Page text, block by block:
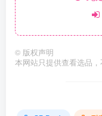
© 版权声明
本网站只提供查看选品，